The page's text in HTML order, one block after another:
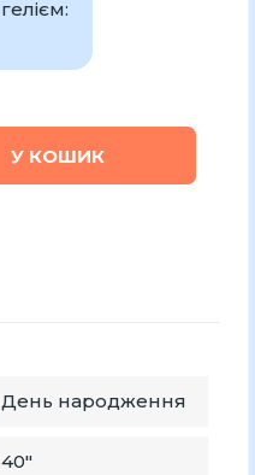
У КОШИК
День народження
40"